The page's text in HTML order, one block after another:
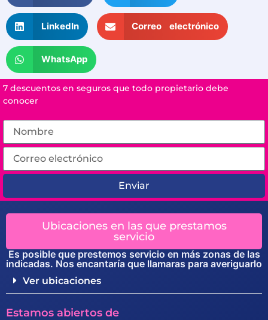
LinkedIn Correo electrónico
WhatsApp
7 descuentos en seguros que todo propietario debe
conocer
Enviar
Ubicaciones en las que prestamos
servicio
Es posible que prestemos servicio en más zonas de las
indicadas. Nos encantaría que llamaras para averiguarlo
Ver ubicaciones
Estamos abiertos de